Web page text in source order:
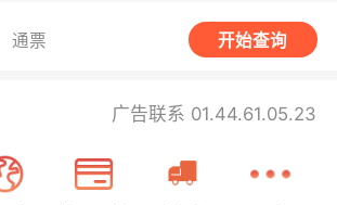
数字度假支票使用受限！警惕网络募捐
骗局！
通票 开始查询
广告联系 01.44.61.05.23